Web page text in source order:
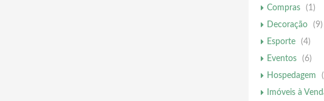
Compras
(1)
Decoração
(9)
Esporte
(4)
Eventos
(6)
Hospedagem
Imóveis à